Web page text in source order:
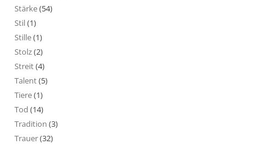
Stärke(54)
Stil(1)
Stille(1)
Stolz(2)
Streit(4)
Talent(5)
Tiere(1)
Tod (14)
Tradition (3)
Trauer(32)